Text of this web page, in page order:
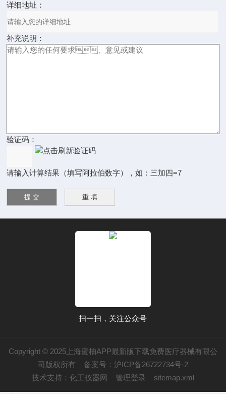
详细地址：
补充说明：
验证码：
请输入计算结果（填写阿拉伯数字），如：三加四=7
扫一扫，关注公众号
Copyright © 2025上海蜜柚APP最新版下载免费医疗器械有限公
司版权所有 备案号：沪ICP备26722734号-2
技术支持： 化工仪器网 管理登录 sitemap.xml